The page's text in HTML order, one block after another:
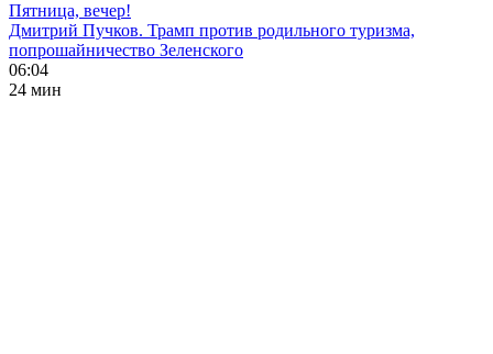
Пятница, вечер!
Дмитрий Пучков. Трамп против родильного туризма,
попрошайничество Зеленского
06:04
24 мин